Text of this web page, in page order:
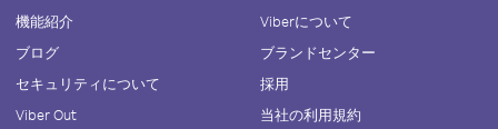
機能紹介
ブログ
セキュリティについて
Viber Out
Viberについて
ブランドセンター
採用
当社の利用規約